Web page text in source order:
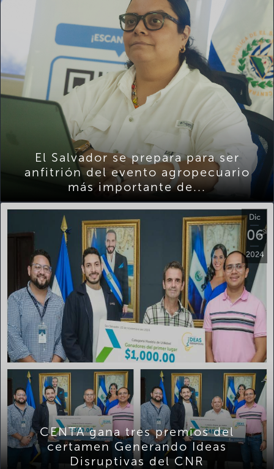
El Salvador se prepara para ser
anfitrión del evento agropecuario
más importante de...
Dic
06
2024
CENTA gana tres premios del
certamen Generando Ideas
Disruptivas del CNR